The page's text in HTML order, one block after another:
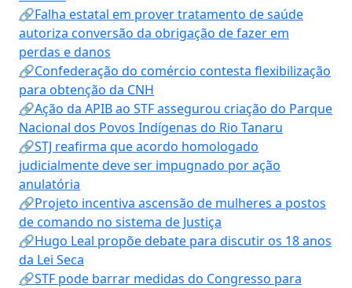
🔗Falha estatal em prover tratamento de saúde
autoriza conversão da obrigação de fazer em
perdas e danos
🔗Confederação do comércio contesta flexibilização
para obtenção da CNH
🔗Ação da APIB ao STF assegurou criação do Parque
Nacional dos Povos Indígenas do Rio Tanaru
🔗STJ reafirma que acordo homologado
judicialmente deve ser impugnado por ação
anulatória
🔗Projeto incentiva ascensão de mulheres a postos
de comando no sistema de Justiça
🔗Hugo Leal propõe debate para discutir os 18 anos
da Lei Seca
🔗STF pode barrar medidas do Congresso para